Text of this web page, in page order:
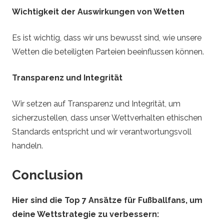
Wichtigkeit der Auswirkungen von Wetten
Es ist wichtig, dass wir uns bewusst sind, wie unsere
Wetten die beteiligten Parteien beeinflussen können.
Transparenz und Integrität
Wir setzen auf Transparenz und Integrität, um
sicherzustellen, dass unser Wettverhalten ethischen
Standards entspricht und wir verantwortungsvoll
handeln.
Conclusion
Hier sind die Top 7 Ansätze für Fußballfans, um
deine Wettstrategie zu verbessern: